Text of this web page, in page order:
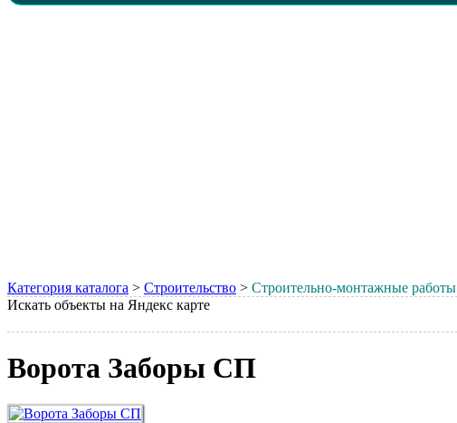
Категория каталога > Строительство > Строительно-монтажные работы
Искать объекты на Яндекс карте
Ворота Заборы СП